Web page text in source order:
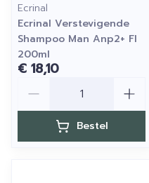
Ecrinal
Ecrinal Verstevigende
Shampoo Man Anp2+ Fl
200ml
€ 18,10
Bestel